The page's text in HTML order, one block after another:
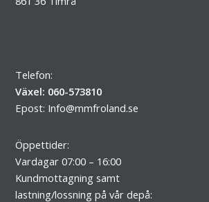
Telefon:
Växel: 060-573810
Epost: Info@mmfroland.se
Öppettider:
Vardagar 07:00 – 16:00
Kundmottagning samt
lastning/lossning på vår depå: